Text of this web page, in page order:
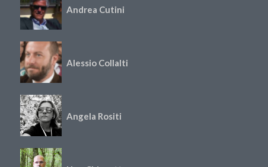
Andrea Cutini
Alessio Collalti
Angela Rositi